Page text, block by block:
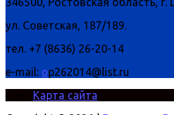
ул. Советская, 187/189.
тел. +7 (8636) 26-20-14
e-mail: op262014@list.ru
Карта сайта